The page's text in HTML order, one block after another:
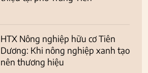
HTX Nông nghiệp hữu cơ Tiên
Dương: Khi nông nghiệp xanh tạo
nên thương hiệu